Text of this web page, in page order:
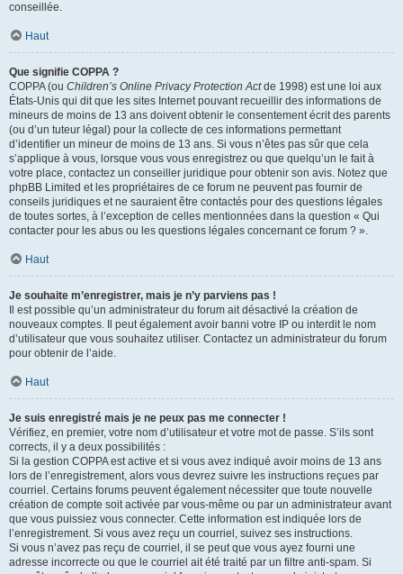
conseillée.
Haut
Que signifie COPPA ?
COPPA (ou Children’s Online Privacy Protection Actde 1998) est une loi aux
États-Unis qui dit que les sites Internet pouvant recueillir des informations de
mineurs de moins de 13 ans doivent obtenir le consentement écrit des parents
(ou d’un tuteur légal) pour la collecte de ces informations permettant
d’identifier un mineur de moins de 13 ans. Si vous n’êtes pas sûr que cela
s’applique à vous, lorsque vous vous enregistrez ou que quelqu’un le fait à
votre place, contactez un conseiller juridique pour obtenir son avis. Notez que
phpBB Limited et les propriétaires de ce forum ne peuvent pas fournir de
conseils juridiques et ne sauraient être contactés pour des questions légales
de toutes sortes, à l’exception de celles mentionnées dans la question « Qui
contacter pour les abus ou les questions légales concernant ce forum ? ».
Haut
Je souhaite m’enregistrer, mais je n’y parviens pas !
Il est possible qu’un administrateur du forum ait désactivé la création de
nouveaux comptes. Il peut également avoir banni votre IP ou interdit le nom
d’utilisateur que vous souhaitez utiliser. Contactez un administrateur du forum
pour obtenir de l’aide.
Haut
Je suis enregistré mais je ne peux pas me connecter !
Vérifiez, en premier, votre nom d’utilisateur et votre mot de passe. S’ils sont
corrects, il y a deux possibilités :
Si la gestion COPPA est active et si vous avez indiqué avoir moins de 13 ans
lors de l’enregistrement, alors vous devrez suivre les instructions reçues par
courriel. Certains forums peuvent également nécessiter que toute nouvelle
création de compte soit activée par vous-même ou par un administrateur avant
que vous puissiez vous connecter. Cette information est indiquée lors de
l’enregistrement. Si vous avez reçu un courriel, suivez ses instructions.
Si vous n’avez pas reçu de courriel, il se peut que vous ayez fourni une
adresse incorrecte ou que le courriel ait été traité par un filtre anti-spam. Si